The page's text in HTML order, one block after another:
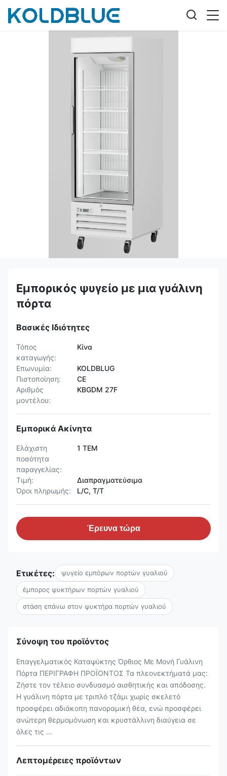
Εμπορικός ψυγείο με μια γυάλινη
πόρτα
Βασικές Ιδιότητες
Τόπος
καταγωγής:
Κίνα
Επωνυμία:
KOLDBLUG
Πιστοποίηση:
CE
Αριθμός
μοντέλου:
KBGDM 27F
Εμπορικά Ακίνητα
Ελάχιστη
ποσότητα
παραγγελίας:
1 ΤΕΜ
Τιμή:
Διαπραγματεύσιμα
Όροι πληρωμής:
L/C, T/T
Έρευνα τώρα
Ετικέτες: ψυγείο εμπόρων πορτών γυαλιού
έμπορος ψυκτήρων πορτών γυαλιού
στάση επάνω στον ψυκτήρα πορτών γυαλιού
Σύνοψη του προϊόντος
Επαγγελματικός Καταψύκτης Όρθιος Με Μονή Γυάλινη
Πόρτα ΠΕΡΙΓΡΑΦΗ ΠΡΟΪΟΝΤΟΣ Τα πλεονεκτήματά μας:
Ζήστε τον τέλειο συνδυασμό αισθητικής και απόδοσης.
Η γυάλινη πόρτα με τριπλό τζάμι χωρίς σκελετό
προσφέρει αδιάκοπη πανοραμική θέα, ενώ προσφέρει
ανώτερη θερμομόνωση και κρυστάλλινη διαύγεια σε
όλες τις ...
Λεπτομέρειες προϊόντων